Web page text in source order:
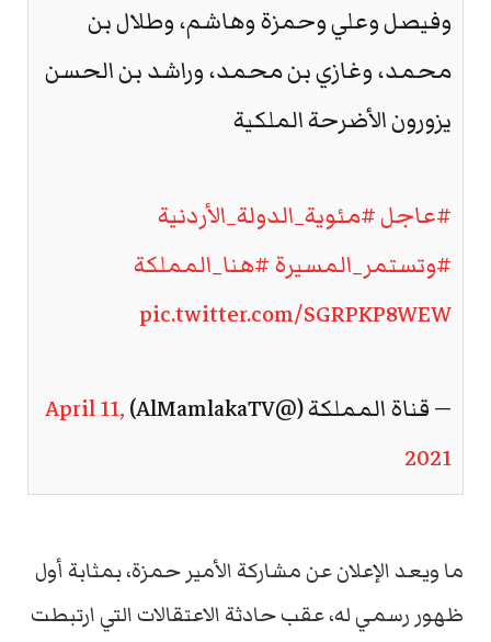
وفيصل وعلي وحمزة وهاشم، وطلال بن
محمد، وغازي بن محمد، وراشد بن الحسن
يزورون الأضرحة الملكية
#عاجل#مئوية_الدولة_الأردنية
#وتستمر_المسيرة#هنا_المملكة
pic.twitter.com/SGRPKP8WEW
— قناة المملكة (@AlMamlakaTV)
April 11,
2021
ما ويعد الإعلان عن مشاركة الأمير حمزة، بمثابة أول
ظهور رسمي له، عقب حادثة الاعتقالات التي ارتبطت